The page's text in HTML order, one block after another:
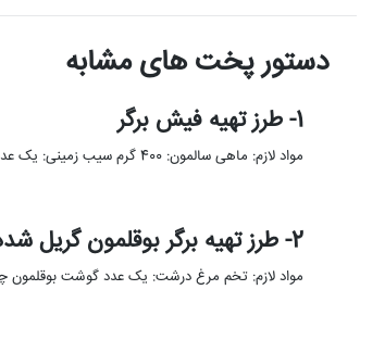
دستور پخت های مشابه
1- طرز تهیه فیش برگر
مواد لازم: ماهی سالمون: 400 گرم سیب زمینی: یک عدد سیر: به مقدار لازم پودر پیاز: به مقدار لازم ادویه …
2- طرز تهیه برگر بوقلمون گریل شده
مواد لازم: تخم مرغ درشت: یک عدد گوشت